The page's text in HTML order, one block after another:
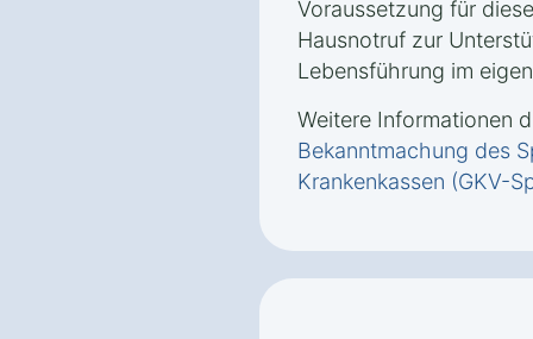
Voraussetzung für
Hausnotruf zur
Lebensführung im
Weitere Informationen
Bekanntmachung des
Krankenkassen (GKV-